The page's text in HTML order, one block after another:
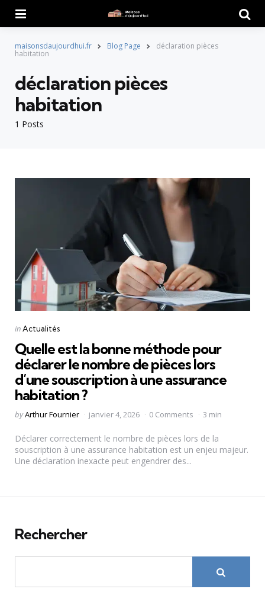
maisonsdaujourdhui.fr Blog Page déclaration pièces
habitation
1 Posts
déclaration pièces
habitation
Categories
Posted
inActualités
Quelle est la bonne méthode pour
déclarer le nombre de pièces lors
d’une souscription à une assurance
habitation ?
Posted
byArthur Fournier janvier 4, 2026 0 Comments 3 min
Déclarer correctement le nombre de pièces lors de la
souscription à une assurance habitation est un enjeu majeur.
Une déclaration inexacte peut engendrer des...
Rechercher